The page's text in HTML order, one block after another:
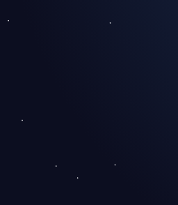
t-il choisi Galeon ?